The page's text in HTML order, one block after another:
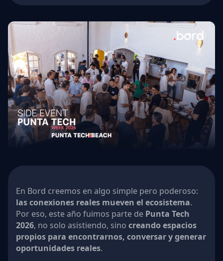
En Bord creemos en algo simple pero poderoso:
las conexiones reales mueven el ecosistema.
Por eso, este año fuimos parte de Punta Tech
2026, no solo asistiendo, sino creando espacios
propios para encontrarnos, conversar y generar
oportunidades reales.